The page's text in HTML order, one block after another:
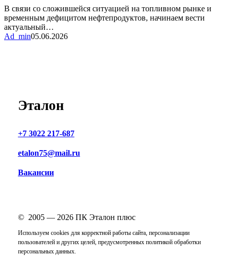
новости!
В связи со сложившейся ситуацией на топливном рынке и
временным дефицитом нефтепродуктов, начинаем вести
актуальный…
Ad_min05.06.2026
Эталон
+7 3022 217-687
etalon75@mail.ru
Вакансии
© 2005 — 2026ПК Эталон плюс
Используем cookies для корректной работы сайта, персонализации
пользователей и других целей, предусмотренных политикой обработки
персональных данных.